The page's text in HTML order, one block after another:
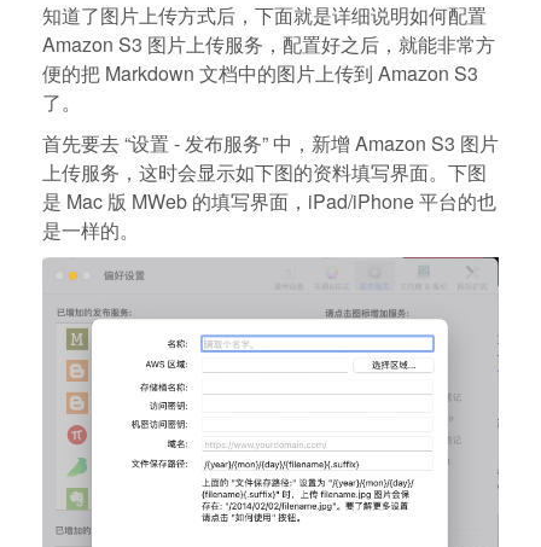
知道了图片上传方式后，下面就是详细说明如何配置
Amazon S3 图片上传服务，配置好之后，就能非常方
便的把 Markdown 文档中的图片上传到 Amazon S3
了。
首先要去 “设置 - 发布服务” 中，新增 Amazon S3 图片
上传服务，这时会显示如下图的资料填写界面。下图
是 Mac 版 MWeb 的填写界面，iPad/iPhone 平台的也
是一样的。